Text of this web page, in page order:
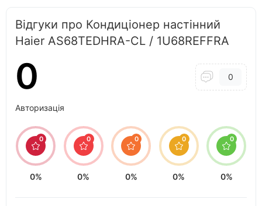
Відгуки про Кондиціонер настінний
Haier AS68TEDHRA-CL / 1U68REFFRA
0 0
Авторизація
0
0%
0
0%
0
0%
0
0%
0
0%